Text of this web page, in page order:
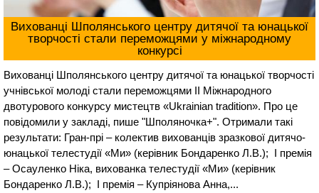
Вихованці Шполянського центру дитячої та юнацької
творчості стали переможцями у міжнародному
конкурсі
Вихованці Шполянського центру дитячої та юнацької творчості
учнівської молоді стали переможцями ІІ Міжнародного
двотурового конкурсу мистецтв «Ukrainian tradition». Про це
повідомили у закладі, пише "Шполяночка+". Отримали такі
результати: Гран-прі – колектив вихованців зразкової дитячо-
юнацької телестудії «Ми» (керівник Бондаренко Л.В.); І премія
– Осауленко Ніка, вихованка телестудії «Ми» (керівник
Бондаренко Л.В.); І премія – Купріянова Анна,...